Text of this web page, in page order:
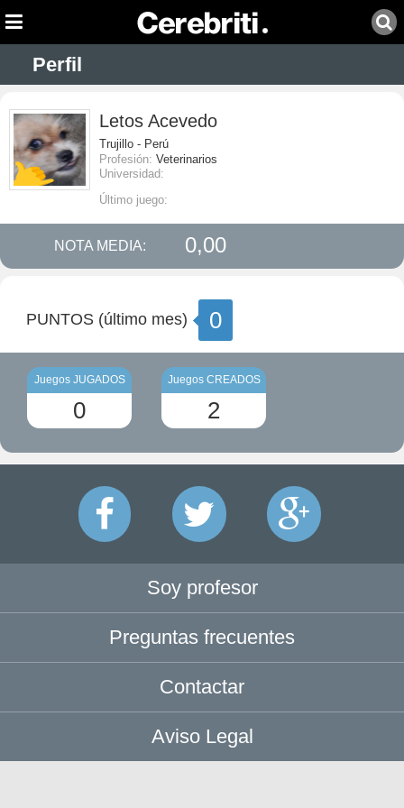
Perfil
Letos Acevedo
Trujillo - Perú
Profesión: Veterinarios
Universidad:
Último juego:
NOTA MEDIA: 0,00
PUNTOS (último mes) 0
Juegos JUGADOS
0
Juegos CREADOS
2
Soy profesor
Preguntas frecuentes
Contactar
Aviso Legal